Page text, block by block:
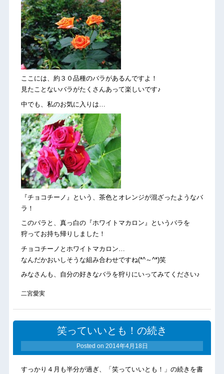
ここには、約３０品種のバラがあるんですよ！
見たことないバラがたくさんあって楽しいです♪
中でも、私のお気に入りは…
『チョコチーノ』という、茶色とオレンジが混ざったようなバ
ラ！
このバラと、真っ白の『ホワイトマカロン』というバラを
狩ってお持ち帰りしました！
チョコチーノとホワイトマカロン…
なんだかおいしそうな組み合わせですね(*^～^*)笑
みなさんも、自分の好きなバラを狩りにいってみてください♪
二宮愛実
笑っていいとも！の続き
Posted on 2014年4月18日
すっかり４月も半分が過ぎ、「笑っていいとも！」の続きを書